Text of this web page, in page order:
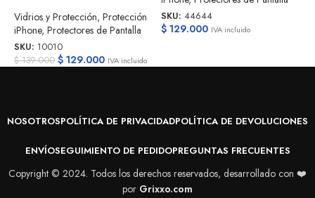
Vidrios y Protección, Protección
iPhone, Protectores de Pantalla
SKU: 10010
$139.000 $ 129.000 IVA incluido
SKU: 44644
$129.000 IVA incluido
NOSOTROSPOLÍTICA DE PRIVACIDADPOLÍTICA DE DEVOLUCIONES
ENVÍOSEGUIMIENTO DE PEDIDOPREGUNTAS FRECUENTES
Copyright © 2024. Todos los derechos reservados, desarrollado con ❤️
por Grixxo.com